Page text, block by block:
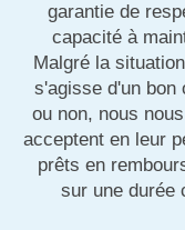
garantie de
capacité à
Malgré la
s'agisse d'un bon
ou non, nous
acceptent en leur
prêts en
sur une durée